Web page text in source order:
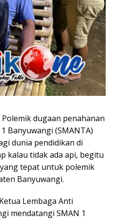
Polemik dugaan penahanan
Banyuwangi (SMANTA)
dunia pendidikan di
kalau tidak ada api, begitu
tepat untuk polemik
Banyuwangi.
Lembaga Anti
mendatangi SMAN 1